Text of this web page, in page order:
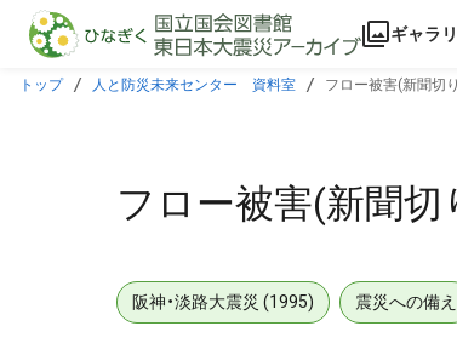
本文に飛ぶ
ギャラ
トップ 人と防災未来センター 資料室 フロー被害(新聞切
フロー被害(新聞
阪神・淡路大震災 (1995) 震災への備え